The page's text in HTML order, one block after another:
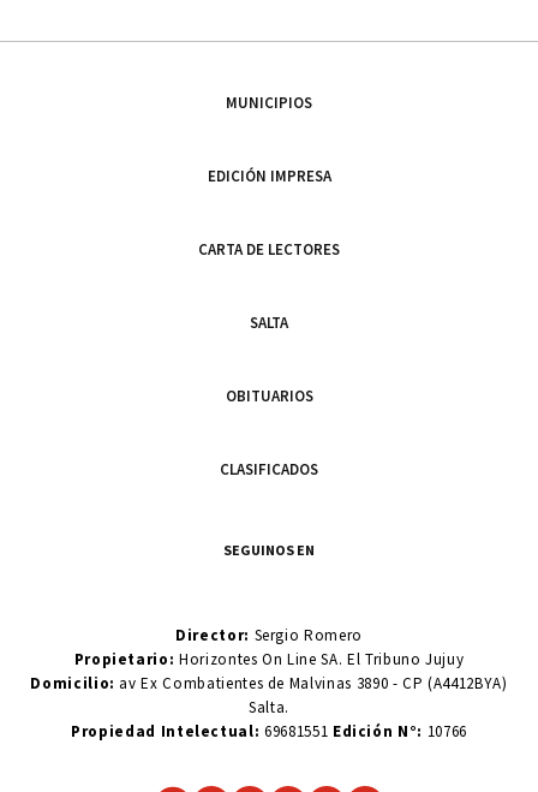
MUNICIPIOS
EDICIÓN IMPRESA
CARTA DE LECTORES
SALTA
OBITUARIOS
CLASIFICADOS
SEGUINOS EN
Director: Sergio Romero
Propietario:Horizontes On Line SA. El Tribuno Jujuy
Domicilio: av Ex Combatientes de Malvinas 3890 - CP (A4412BYA)
Salta.
Propiedad Intelectual: 69681551 Edición N°: 10766